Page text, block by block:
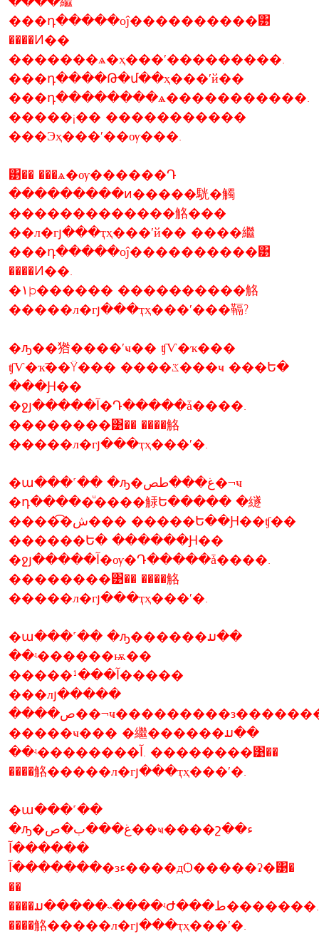
���դ�����оĵ����������͹
����Ͷ��
�������ѧ�ҳ���ʹ���������.
���դ����Թ�մ��­ҳ���ʹй��
���դ��������ѧ�����������.
�����¡�� �����������
���Эҳ���ʹ��ѹ���.
͹�� ���ѧ�ѹ������Դ
���������ͷ�����駫�觸
�������������觡���
��л�гյ���ҭҳ���ʹй�� ����繼
���դ�����оĵ����������͹
����Ͷ��.
�١þ������ ����������觡
�����л�гյ���ҭҳ���ʹ���䩹?
�ԡ��㹾����ʹҹ�� ʧѴ�ҡ���
ʧѴ�ҡ͡��Ÿ��� ����ػ���ҹ ���Ե�
���Ԩ��
�ջյ�����آ�Դ�����ǡ����.
��������͹�� ����觡
�����л�гյ���ҭҳ���ʹ�.
�ա���˹�� �ԡ�غ���طص�¬ҹ
�դ�����ͧ����觨Ե����� �繸
����͡�ش��� �����Ե��Ԩ��ʧ��
������Ե� ������Ԩ��
�ջյ�����آ�ѹ�Դ�����ǡ����.
��������͹�� ����觡
�����л�гյ���ҭҳ���ʹ�.
�ա���˹�� �ԡ������ມ��
��ʵ������ѭ��
�����آ���¹�����
���лյ�����
����ص��¬ҹ���������з������������ԭ���
�����ҹ��� �繼������ມ��
��ʵ��������آ. ��������͹��
����觡�����л�гյ���ҭҳ���ʹ�.
�ա���˹��
�ԡ�غ���ب�ص��ҹ����շء��
������آ
�������آ�зء����дѺ�����ʡ�͹�
��
����ມ�����˵����ʵԺ���ط�������.��������͹��
����觡�����л�гյ���ҭҳ���ʹ�.